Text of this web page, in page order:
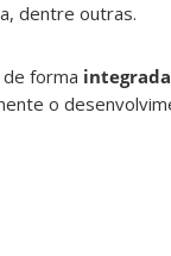
dentre outras.
forma
o